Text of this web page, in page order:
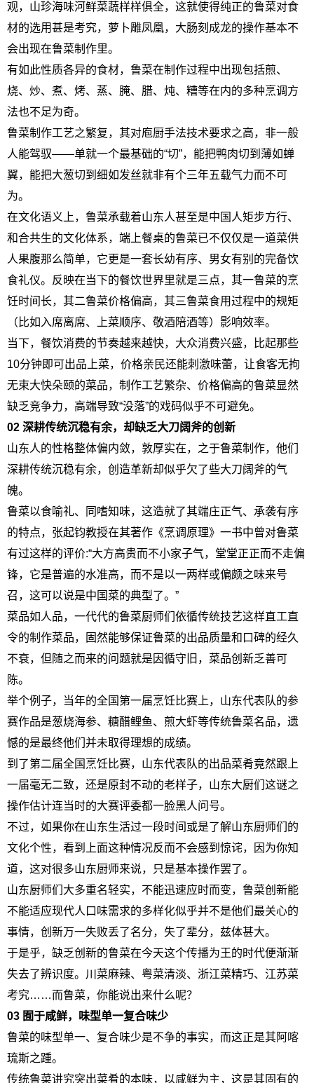
观，山珍海味河鲜菜蔬样样俱全，这就使得纯正的鲁菜对食
材的选用甚是考究，萝卜雕凤凰，大肠刻成龙的操作基本不
会出现在鲁菜制作里。
有如此性质各异的食材，鲁菜在制作过程中出现包括煎、
烧、炒、煮、烤、蒸、腌、腊、炖、糟等在内的多种烹调方
法也不足为奇。
鲁菜制作工艺之繁复，其对庖厨手法技术要求之高，非一般
人能驾驭——单就一个最基础的“切”，能把鸭肉切到薄如蝉
翼，能把大葱切到细如发丝就非有个三年五载气力而不可
为。
在文化语义上，鲁菜承载着山东人甚至是中国人矩步方行、
和合共生的文化体系，端上餐桌的鲁菜已不仅仅是一道菜供
人果腹那么简单，它更是一套长幼有序、男女有别的完备饮
食礼仪。反映在当下的餐饮世界里就是三点，其一鲁菜的烹
饪时间长，其二鲁菜价格偏高，其三鲁菜食用过程中的规矩
（比如入席离席、上菜顺序、敬酒陪酒等）影响效率。
当下，餐饮消费的节奏越来越快，大众消费兴盛，比起那些
10分钟即可出品上菜，价格亲民还能刺激味蕾，让食客无拘
无束大快朵颐的菜品，制作工艺繁杂、价格偏高的鲁菜显然
缺乏竞争力，高端导致“没落”的戏码似乎不可避免。
02 深耕传统沉稳有余，却缺乏大刀阔斧的创新
山东人的性格整体偏内敛，敦厚实在，之于鲁菜制作，他们
深耕传统沉稳有余，创造革新却似乎欠了些大刀阔斧的气
魄。
鲁菜以食喻礼、同嗜知味，这造就了其端庄正气、承袭有序
的特点，张起钧教授在其著作《烹调原理》一书中曾对鲁菜
有过这样的评价:“大方高贵而不小家子气，堂堂正正而不走偏
锋，它是普遍的水准高，而不是以一两样或偏颇之味来号
召，这可以说是中国菜的典型了。”
菜品如人品，一代代的鲁菜厨师们依循传统技艺这样直工直
令的制作菜品，固然能够保证鲁菜的出品质量和口碑的经久
不衰，但随之而来的问题就是因循守旧，菜品创新乏善可
陈。
举个例子，当年的全国第一届烹饪比赛上，山东代表队的参
赛作品是葱烧海参、糖醋鲤鱼、煎大虾等传统鲁菜名品，遗
憾的是最终他们并未取得理想的成绩。
到了第二届全国烹饪比赛，山东代表队的出品菜肴竟然跟上
一届毫无二致，还是原封不动的老样子，山东大厨们这谜之
操作估计连当时的大赛评委都一脸黑人问号。
不过，如果你在山东生活过一段时间或是了解山东厨师们的
文化个性，看到上面这种情况反而不会感到惊诧，因为你知
道，这对很多山东厨师来说，只是基本操作罢了。
山东厨师们大多重名轻实，不能迅速应时而变，鲁菜创新能
不能适应现代人口味需求的多样化似乎并不是他们最关心的
事情，创新万一失败丢了名分，失了辈分，兹体甚大。
于是乎，缺乏创新的鲁菜在今天这个传播为王的时代便渐渐
失去了辨识度。川菜麻辣、粤菜清淡、浙江菜精巧、江苏菜
考究……而鲁菜，你能说出来什么呢？
03 囿于咸鲜，味型单一复合味少
鲁菜的味型单一、复合味少是不争的事实，而这正是其阿喀
琉斯之踵。
传统鲁菜讲究突出菜肴的本味，以咸鲜为主，这是其固有的